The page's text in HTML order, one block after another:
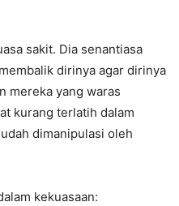
sakit. Dia senantiasa
dirinya agar dirinya
mereka yang waras
kurang terlatih dalam
dimanipulasi oleh
kekuasaan: